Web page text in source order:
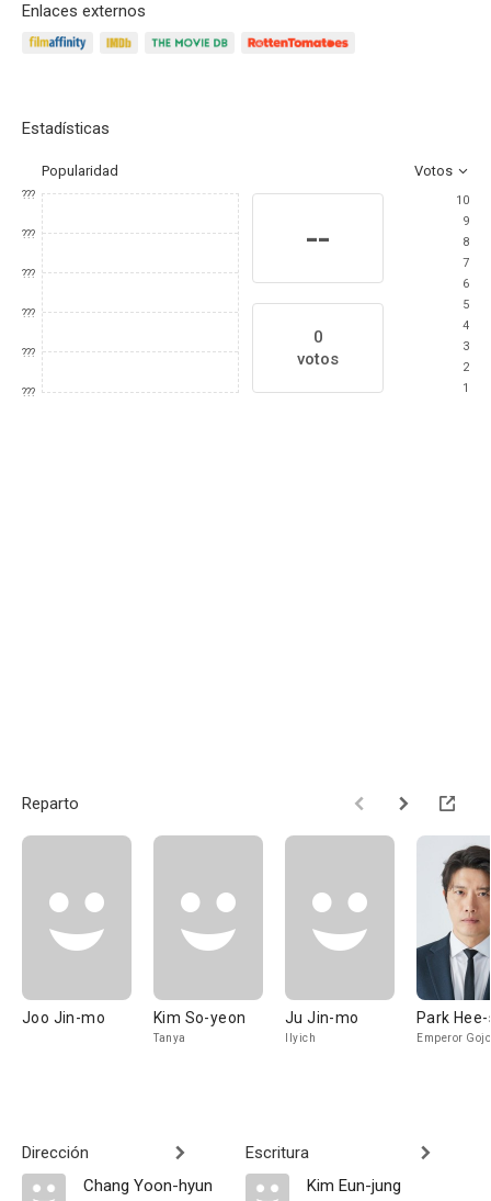
Enlaces externos
Estadísticas
Popularidad Votos
???
???
???
???
???
???
--
0
votos
10
9
8
7
6
5
4
3
2
1
Reparto
Joo Jin-mo Kim So-yeon
Tanya
Ju Jin-mo
Ilyich
Park
Emperor
Dirección
Chang Yoon-hyun
Escritura
Kim Eun-jung